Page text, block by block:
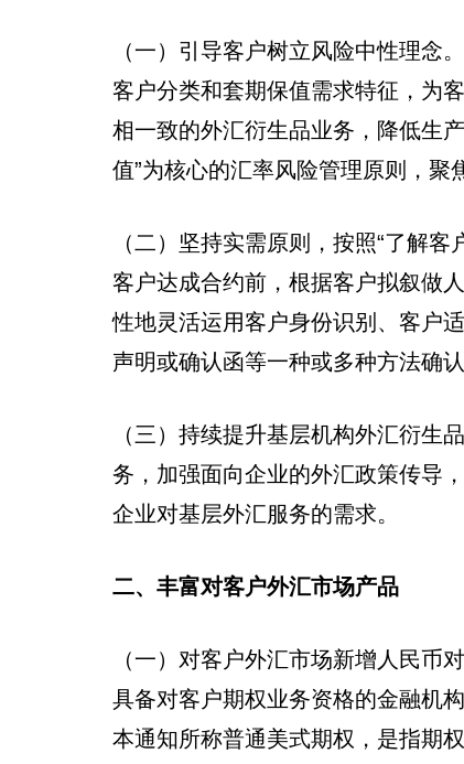
（一）引导客户树立风险中性理念
客户分类和套期保值需求特征，为
相一致的外汇衍生品业务，降低生
值”为核心的汇率风险管理原则，聚
（二）坚持实需原则，按照“了解客
客户达成合约前，根据客户拟叙做
性地灵活运用客户身份识别、客户
声明或确认函等一种或多种方法确
（三）持续提升基层机构外汇衍生
务，加强面向企业的外汇政策传导
企业对基层外汇服务的需求。
二、丰富对客户外汇市场产品
（一）对客户外汇市场新增人民币
具备对客户期权业务资格的金融机
本通知所称普通美式期权，是指期